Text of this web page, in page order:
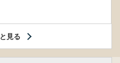
見る